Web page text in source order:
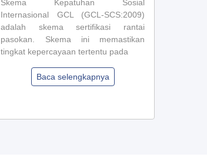
Skema Kepatuhan Sosial
Internasional GCL (GCL-SCS:2009)
adalah skema sertifikasi rantai
pasokan. Skema ini memastikan
tingkat kepercayaan tertentu pada
Baca selengkapnya